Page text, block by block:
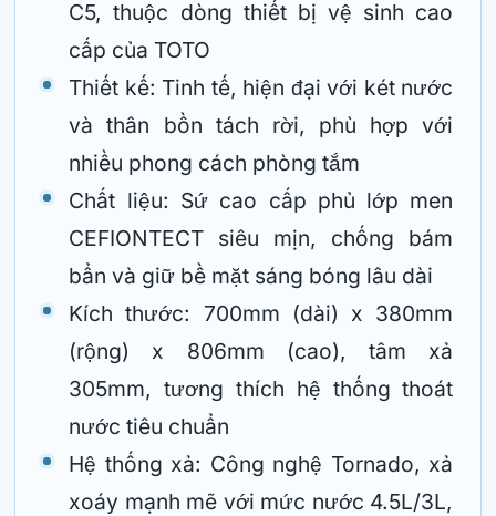
C5, thuộc dòng thiết bị vệ sinh cao
cấp của TOTO
Thiết kế: Tinh tế, hiện đại với két nước
và thân bồn tách rời, phù hợp với
nhiều phong cách phòng tắm
Chất liệu: Sứ cao cấp phủ lớp men
CEFIONTECT siêu mịn, chống bám
bẩn và giữ bề mặt sáng bóng lâu dài
Kích thước: 700mm (dài) x 380mm
(rộng) x 806mm (cao), tâm xả
305mm, tương thích hệ thống thoát
nước tiêu chuẩn
Hệ thống xả: Công nghệ Tornado, xả
xoáy mạnh mẽ với mức nước 4.5L/3L,